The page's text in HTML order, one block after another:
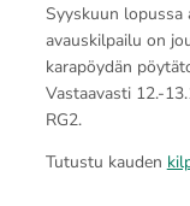
Syyskuun lopussa
avauskilpailu on
karapöydän
Vastaavasti 12.-
RG2.
Tutustu kauden